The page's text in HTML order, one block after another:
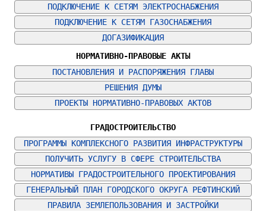
ПОДКЛЮЧЕНИЕ К СЕТЯМ ЭЛЕКТРОСНАБЖЕНИЯ
ПОДКЛЮЧЕНИЕ К СЕТЯМ ГАЗОСНАБЖЕНИЯ
ДОГАЗИФИКАЦИЯ
НОРМАТИВНО-ПРАВОВЫЕ АКТЫ
ПОСТАНОВЛЕНИЯ И РАСПОРЯЖЕНИЯ ГЛАВЫ
РЕШЕНИЯ ДУМЫ
ПРОЕКТЫ НОРМАТИВНО-ПРАВОВЫХ АКТОВ
ГРАДОСТРОИТЕЛЬСТВО
ПРОГРАММЫ КОМПЛЕКСНОГО РАЗВИТИЯ ИНФРАСТРУКТУРЫ
ПОЛУЧИТЬ УСЛУГУ В СФЕРЕ СТРОИТЕЛЬСТВА
НОРМАТИВЫ ГРАДОСТРОИТЕЛЬНОГО ПРОЕКТИРОВАНИЯ
ГЕНЕРАЛЬНЫЙ ПЛАН ГОРОДСКОГО ОКРУГА РЕФТИНСКИЙ
ПРАВИЛА ЗЕМЛЕПОЛЬЗОВАНИЯ И ЗАСТРОЙКИ